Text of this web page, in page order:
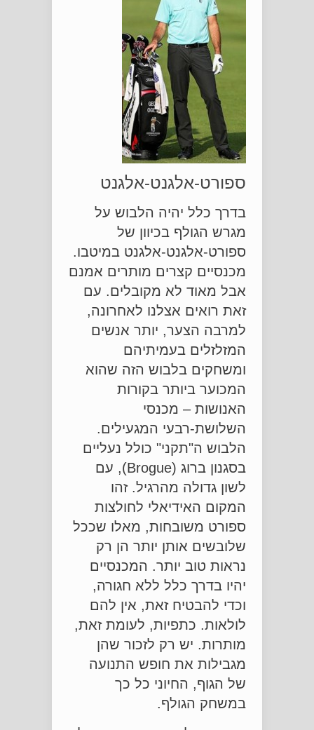
ספורט-אלגנט-אלגנט
בדרך כלל יהיה הלבוש על
מגרש הגולף בכיוון של
ספורט-אלגנט-אלגנט במיטבו.
מכנסיים קצרים מותרים אמנם
אבל מאוד לא מקובלים. עם
זאת רואים אצלנו לאחרונה,
למרבה הצער, יותר אנשים
המזלזלים בעמיתיהם
ומשחקים בלבוש הזה שהוא
המכוער ביותר בקורות
האנושות – מכנסי
השלושת-רבעי המגעילים.
הלבוש ה"תקני" כולל נעליים
בסגנון ברוג (Brogue), עם
לשון גדולה מהרגיל. זהו
המקום האידיאלי לחולצות
ספורט משובחות, מאלו שככל
שלובשים אותן יותר הן רק
נראות טוב יותר. המכנסיים
יהיו בדרך כלל ללא חגורה,
וכדי להבטיח זאת, אין להם
לולאות. כתפיות, לעומת זאת,
מותרות. יש רק לזכור שהן
מגבילות את חופש התנועה
של הגוף, החיוני כל כך
במשחק הגולף.